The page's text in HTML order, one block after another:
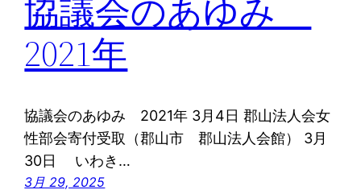
協議会のあゆみ
2021年
協議会のあゆみ 2021年 3月4日 郡山法人会女
性部会寄付受取（郡山市 郡山法人会館） 3月
30日 いわき…
3月 29, 2025